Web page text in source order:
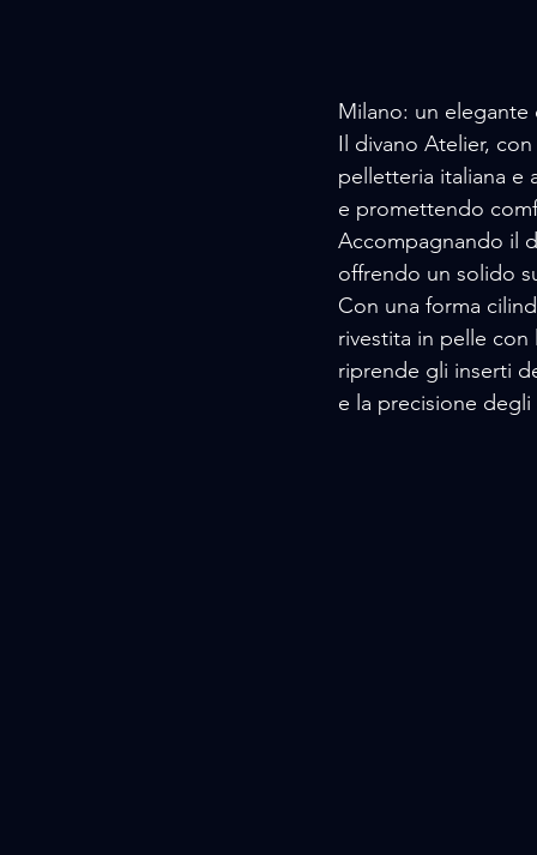
Milano: un elegante
Il divano Atelier,
pelletteria italiana e
e promettendo
Accompagnando il
offrendo un solido
Con una forma
rivestita in pelle con
riprende gli inserti
e la precisione